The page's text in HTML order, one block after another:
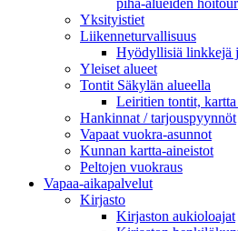
piha-alueiden
Yksityistiet
Liikenneturvallisuus
Hyödyllisiä linkkejä
Yleiset alueet
Tontit Säkylän alueella
Leiritien tontit,
Hankinnat / tarjouspyynnöt
Vapaat vuokra-asunnot
Kunnan kartta-aineistot
Peltojen vuokraus
Vapaa-aika­palvelut
Kirjasto
Kirjaston aukioloajat